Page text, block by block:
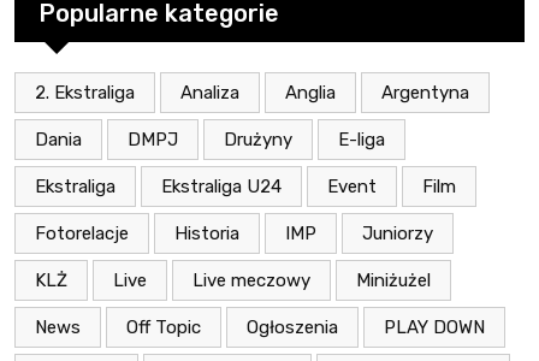
Popularne kategorie
2. Ekstraliga Analiza Anglia Argentyna
Dania DMPJ Drużyny E-liga
Ekstraliga Ekstraliga U24 Event Film
Fotorelacje Historia IMP Juniorzy
KLŻ Live Live meczowy Miniżużel
News Off Topic Ogłoszenia PLAY DOWN